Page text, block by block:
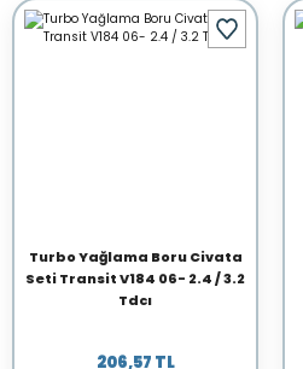
Turbo Yağlama Boru Civata
Seti Transit V184 06- 2.4 / 3.2
Tdcı
206,57 TL